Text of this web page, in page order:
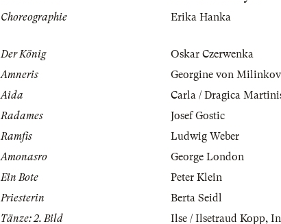
Choreographie
Erika Hanka
Der König
Oskar Czerwenka
Amneris
Georgine von
Aida
Carla / Dragica
Radames
Josef Gostic
Ramfis
Ludwig Weber
Amonasro
George London
Ein Bote
Peter Klein
Priesterin
Berta Seidl
Tänze: 2. Bild
Ilse / Ilsetraud Kopp,